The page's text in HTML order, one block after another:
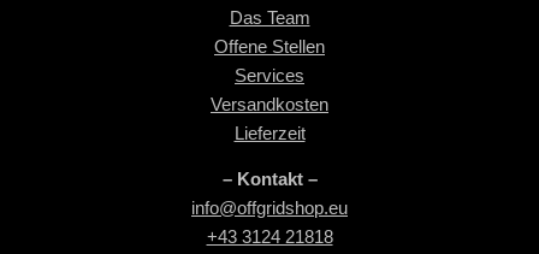
Das Team
Offene Stellen
Services
Versandkosten
Lieferzeit
– Kontakt –
info@offgridshop.eu
+43 3124 21818